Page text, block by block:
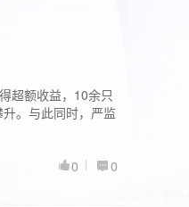
超额收益，10余只
。与此同时，严监
0
0